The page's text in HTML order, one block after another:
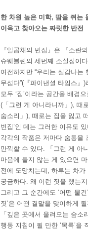
한 차원 높은 미학, 땀을 쥐는
이윽고 찾아오는 짜릿한 반전
『일곱채의 빈집』은 『소란
슈웨블린의 세번째 소설집이
여전하지만 “우리는 실감나
무섭다”(『파이낸셜 타임스
모두 ‘집’이라는 공간을 배경
(「그런 게 아니라니까」), 때
숨소리」), 때로는 집을 잃고
빈집’인 데는 그러한 이유도
각각의 작품은 저마다 숨통을
만끽할 수 있다. 「그런 게 아
마음에 들지 않는 게 있으면
전에 도망치는데, 하루는 차
궁금하다. 왜 이런 짓을 했는
그리고 그 순간에도 ‘어떤 물
짓’은 어떤 결말을 맞이하게
「깊은 곳에서 울려오는 숨
행동 지침이 될 만한 ‘목록’을